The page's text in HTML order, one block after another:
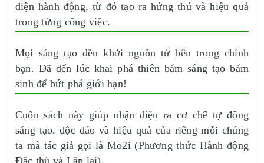
diện hành động, từ đó tạo ra hứng thú và hiệu quả
trong từng công việc.
Mọi sáng tạo đều khởi nguồn từ bên trong chính
bạn. Đã đến lúc khai phá thiên bẩm sáng tạo bẩm
sinh để bứt phá giới hạn!
Cuốn sách này giúp nhận diện ra cơ chế tự động
sáng tạo, độc đáo và hiệu quả của riêng mỗi chúng
ta mà tác giả gọi là Mo2i (Phương thức Hành động